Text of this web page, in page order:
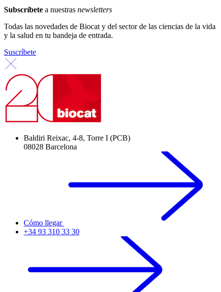
Subscríbete a nuestras newsletters
Todas las novedades de Biocat y del sector de las ciencias de la vida
y la salud en tu bandeja de entrada.
Suscríbete
Baldiri Reixac, 4-8, Torre I (PCB)
08028 Barcelona
Cómo llegar
+34 93 310 33 30